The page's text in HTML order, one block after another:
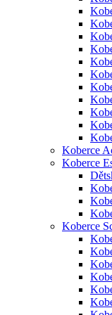
Koberce
Koberce
Koberce